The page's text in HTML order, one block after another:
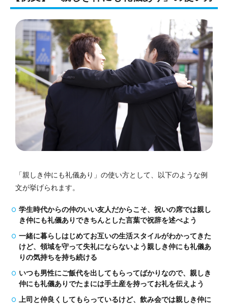
「親しき仲にも礼儀あり」の使い方として、以下のような例
文が挙げられます。
学生時代からの仲のいい友人だからこそ、祝いの席では親し
き仲にも礼儀ありできちんとした言葉で祝辞を述べよう
一緒に暮らしはじめてお互いの生活スタイルがわかってきた
けど、領域を守って失礼にならないよう親しき仲にも礼儀あ
りの気持ちを持ち続ける
いつも男性にご飯代を出してもらってばかりなので、親しき
仲にも礼儀ありでたまには手土産を持ってお礼を伝えよう
上司と仲良くしてもらっているけど、飲み会では親しき仲に